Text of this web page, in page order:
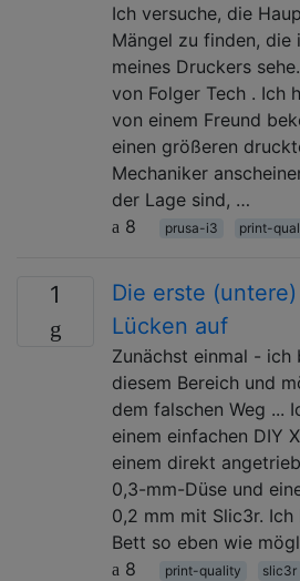
Ich versuche, die
Mängel zu finden, die
meines Druckers
von Folger Tech . Ich
von einem Freund
einen größeren
Mechaniker
der Lage sind, …
8
prusa-i3 print-
1
Die erste
Lücken auf
Zunächst einmal - ich
diesem Bereich und
dem falschen Weg ...
einem einfachen DIY
einem direkt
0,3-mm-Düse und
0,2 mm mit Slic3r.
Bett so eben wie
8
print-quality slic3r